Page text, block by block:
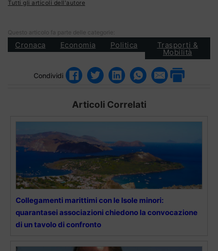
Tutti gli articoli dell'autore
Questo articolo fa parte delle categorie:
Cronaca Economia Politica Trasporti &
Mobilità
Condividi
Articoli Correlati
Collegamenti marittimi con le Isole minori:
quarantasei associazioni chiedono la convocazione
di un tavolo di confronto